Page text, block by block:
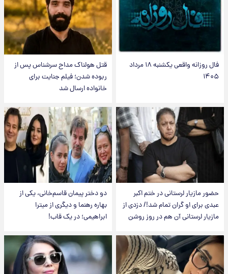
فال روزانه واقعی یکشنبه ۱۸ مرداد
۱۴۰۵
قتل هولناک مداح سرشناس پس از
ربوده شدن؛ فیلم جنایت برای
خانواده ارسال شد
حضور مازیار لرستانی در ختم اکبر
عبدی برای او گران تمام شد!/ دزدی از
مازیار لرستانی آن هم در روز روشن
دو دختر پیمان قاسم‌خانی، یکی از
بهاره رهنما و دیگری از میترا
ابراهیمی؛ در یک قاب!